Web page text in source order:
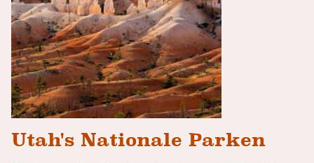
Utah's Nationale Parken